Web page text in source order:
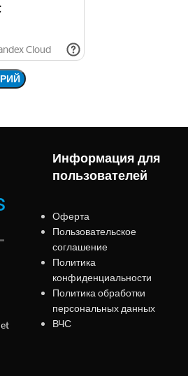
Информация для
пользователей
Оферта
Пользовательское
соглашение
Политика
конфиденциальности
Политика обработки
персональных данных
ВЧС